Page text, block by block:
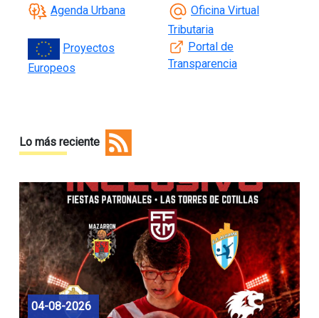
Agenda Urbana
Oficina Virtual
Tributaria
Proyectos
Europeos
Portal de
Transparencia
Lo más reciente
04-08-2026